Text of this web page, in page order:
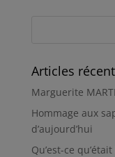
Articles
Marguerite
Hommage aux
d’aujourd’hui
Qu’est-ce